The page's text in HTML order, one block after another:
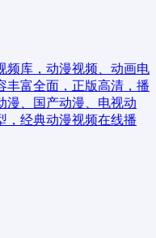
频库，动漫视频、动画电
丰富全面，正版高清，播
漫、国产动漫、电视动
，经典动漫视频在线播